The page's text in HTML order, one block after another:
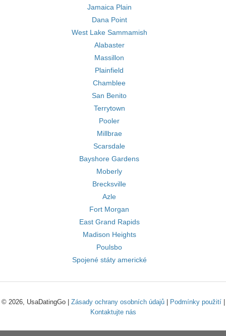
Jamaica Plain
Dana Point
West Lake Sammamish
Alabaster
Massillon
Plainfield
Chamblee
San Benito
Terrytown
Pooler
Millbrae
Scarsdale
Bayshore Gardens
Moberly
Brecksville
Azle
Fort Morgan
East Grand Rapids
Madison Heights
Poulsbo
Spojené státy americké
© 2026, UsaDatingGo | Zásady ochrany osobních údajů| Podmínky použití|
Kontaktujte nás